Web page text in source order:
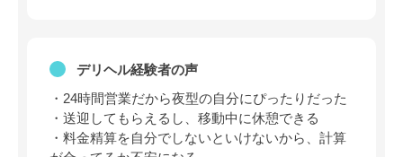
デリヘル経験者の声
・24時間営業だから夜型の自分にぴったりだった
・送迎してもらえるし、移動中に休憩できる
・料金精算を自分でしないといけないから、計算